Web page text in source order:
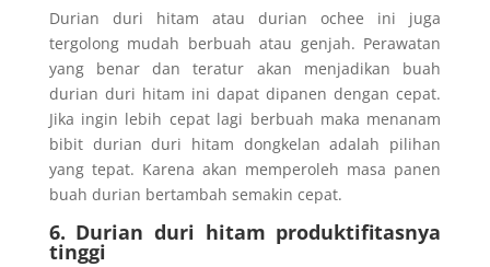
Durian duri hitam atau durian ochee ini juga
tergolong mudah berbuah atau genjah. Perawatan
yang benar dan teratur akan menjadikan buah
durian duri hitam ini dapat dipanen dengan cepat.
Jika ingin lebih cepat lagi berbuah maka menanam
bibit durian duri hitam dongkelan adalah pilihan
yang tepat. Karena akan memperoleh masa panen
buah durian bertambah semakin cepat.
6. Durian duri hitam produktifitasnya
tinggi